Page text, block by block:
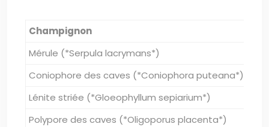
Champignon
Mérule (*Serpula lacrymans*)
Coniophore des caves (*Coniophora puteana*)
Lénite striée (*Gloeophyllum sepiarium*)
Polypore des caves (*Oligoporus placenta*)